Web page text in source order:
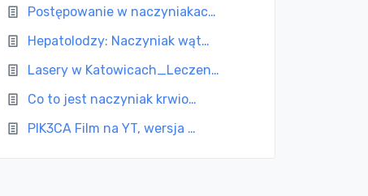
Postępowanie w naczyniakac…
Hepatolodzy: Naczyniak wąt…
Lasery w Katowicach_Leczen…
Co to jest naczyniak krwio…
PIK3CA Film na YT, wersja …